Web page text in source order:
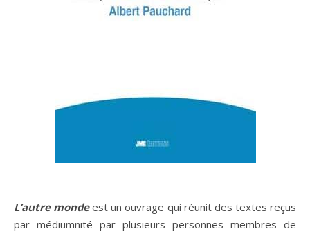
L’autre mondeest un ouvrage qui réunit des textes reçus
par médiumnité par plusieurs personnes membres de